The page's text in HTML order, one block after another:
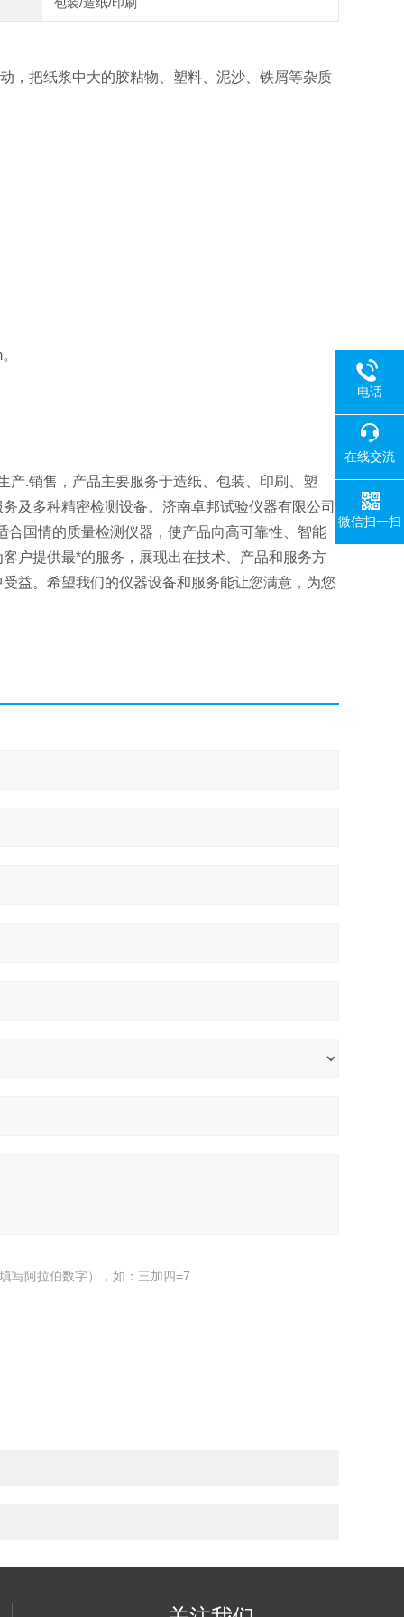
，把纸浆中大的胶粘物、塑料、泥沙、铁屑等杂质
产.销售，产品主要服务于造纸、包装、印刷、塑
及多种精密检测设备。济南卓邦试验仪器有限公司
国情的质量检测仪器，使产品向高可靠性、智能
户提供最*的服务，展现出在技术、产品和服务方
益。希望我们的仪器设备和服务能让您满意，为您
写阿拉伯数字），如：三加四=7
电话
在线交流
微信扫一扫